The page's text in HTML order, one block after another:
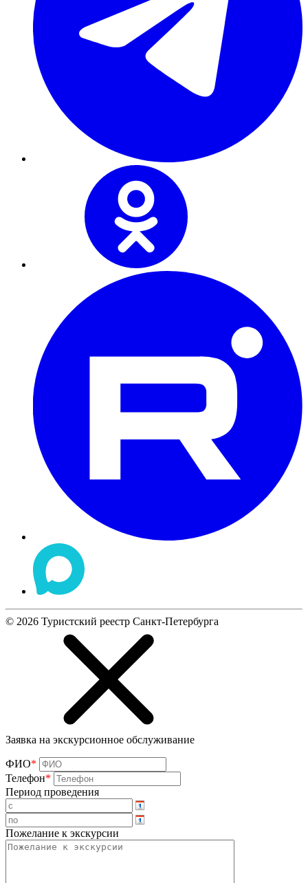
© 2026 Туристский реестр Санкт-Петербурга
Заявка на экскурсионное обслуживание
ФИО*
Телефон*
Период проведения
Пожелание к экскурсии